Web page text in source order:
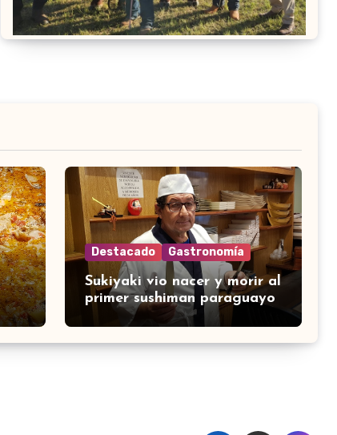
Destacado Gastronomía
Sukiyaki vio nacer y morir al
primer sushiman paraguayo